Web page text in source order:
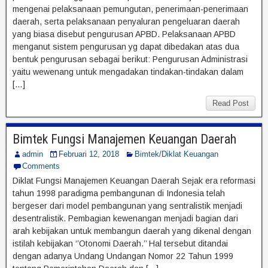
mengenai pelaksanaan pemungutan, penerimaan-penerimaan
daerah, serta pelaksanaan penyaluran pengeluaran daerah
yang biasa disebut pengurusan APBD. Pelaksanaan APBD
menganut sistem pengurusan yg dapat dibedakan atas dua
bentuk pengurusan sebagai berikut: Pengurusan Administrasi
yaitu wewenang untuk mengadakan tindakan-tindakan dalam
[…]
Read Post
Bimtek Fungsi Manajemen Keuangan Daerah
admin Februari 12, 2018
Bimtek/Diklat Keuangan
Comments
Diklat Fungsi Manajemen Keuangan Daerah Sejak era reformasi
tahun 1998 paradigma pembangunan di Indonesia telah
bergeser dari model pembangunan yang sentralistik menjadi
desentralistik. Pembagian kewenangan menjadi bagian dari
arah kebijakan untuk membangun daerah yang dikenal dengan
istilah kebijakan ‘’Otonomi Daerah.’’ Hal tersebut ditandai
dengan adanya Undang Undangan Nomor 22 Tahun 1999